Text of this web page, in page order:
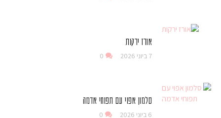
אורז ירקות
7 ביוני 2026 0
סלמון אפוי עם תפוחי אדמה
6 ביוני 2026 0